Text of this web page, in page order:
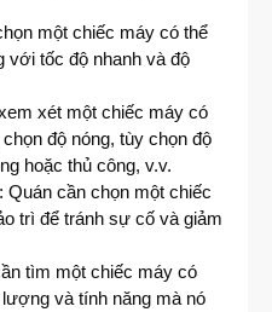
một chiếc máy có thể
với tốc độ nhanh và độ
xét một chiếc máy có
độ nóng, tùy chọn độ
hoặc thủ công, v.v.
Quán cần chọn một chiếc
trì để tránh sự cố và giảm
tìm một chiếc máy có
và tính năng mà nó